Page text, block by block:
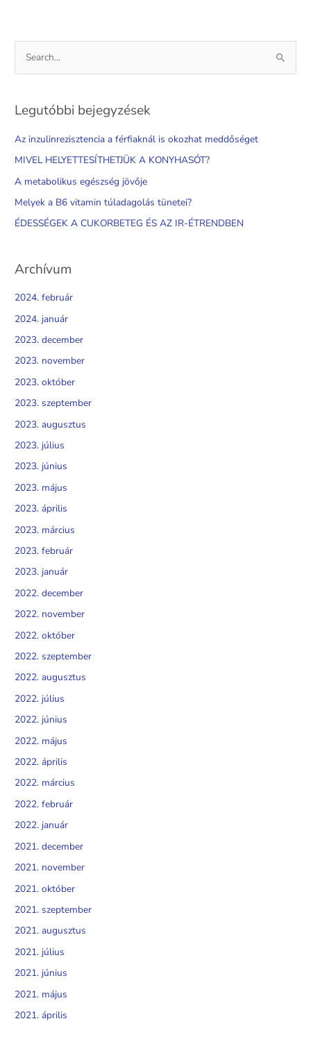
e
r
c
h
r
:
Legutóbbi bejegyzések
Az inzulinrezisztencia a férfiaknál is okozhat meddőséget
MIVEL HELYETTESÍTHETJÜK A KONYHASÓT?
A metabolikus egészség jövője
Melyek a B6 vitamin túladagolás tünetei?
ÉDESSÉGEK A CUKORBETEG ÉS AZ IR-ÉTRENDBEN
Archívum
2024. február
2024. január
2023. december
2023. november
2023. október
2023. szeptember
2023. augusztus
2023. július
2023. június
2023. május
2023. április
2023. március
2023. február
2023. január
2022. december
2022. november
2022. október
2022. szeptember
2022. augusztus
2022. július
2022. június
2022. május
2022. április
2022. március
2022. február
2022. január
2021. december
2021. november
2021. október
2021. szeptember
2021. augusztus
2021. július
2021. június
2021. május
2021. április